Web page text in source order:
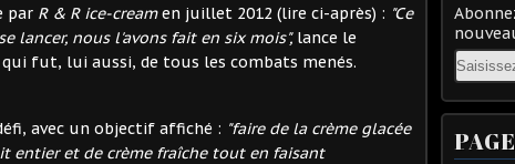
par R & R ice-creamen juillet 2012 (lire ci-après) : "Ce
lancer, nous l'avons fait en six mois",lance le
fut, lui aussi, de tous les combats menés.
avec un objectif affiché : "faire de la crème glacée
entier et de crème fraîche tout en faisant
Email